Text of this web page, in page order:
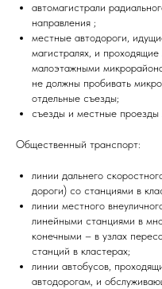
автомагистрали
направления ;
местные автодороги,
магистралях, и
малоэтажными
не должны пробивать
отдельные съезды;
съезды и местные проезды
Общественный транспорт:
линии дальнего
дороги) со станциями в
линии местного
линейными станциями в
конечными – в узлах
станций в кластерах;
линии автобусов,
автодорогам, и